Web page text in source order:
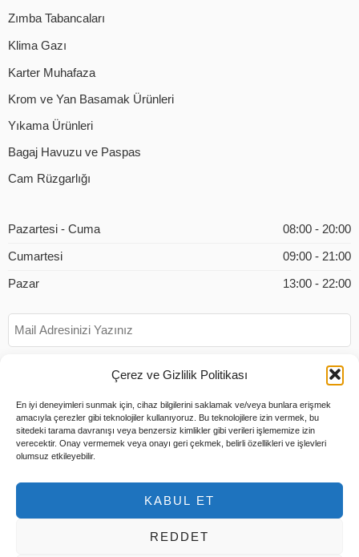
Çerez ve Gizlilik Politikası
En iyi deneyimleri sunmak için, cihaz bilgilerini saklamak ve/veya bunlara erişmek
amacıyla çerezler gibi teknolojiler kullanıyoruz. Bu teknolojilere izin vermek, bu
sitedeki tarama davranışı veya benzersiz kimlikler gibi verileri işlememize izin
verecektir. Onay vermemek veya onayı geri çekmek, belirli özellikleri ve işlevleri
olumsuz etkileyebilir.
KABUL ET
REDDET
Zımba Tabancaları
Klima Gazı
Karter Muhafaza
Krom ve Yan Basamak Ürünleri
Yıkama Ürünleri
Bagaj Havuzu ve Paspas
Cam Rüzgarlığı
Pazartesi - Cuma 08:00 - 20:00
Cumartesi 09:00 - 21:00
Pazar 13:00 - 22:00
© 2026 Tüm Hakları Saklıdır |